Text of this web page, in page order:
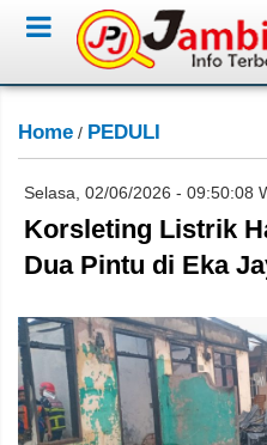
Home / PEDULI
Selasa, 02/06/2026 - 09:50:08
Korsleting Listrik
Dua Pintu di Eka